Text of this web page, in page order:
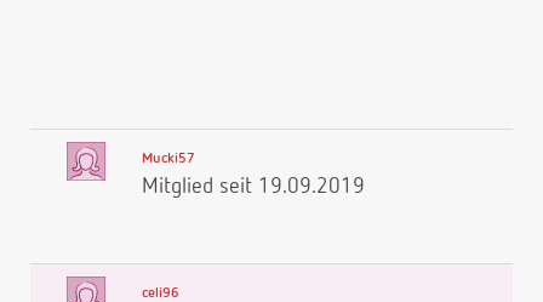
Mucki57
Mitglied seit 19.09.2019
celi96